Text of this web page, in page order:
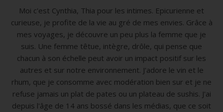
Moi c'est Cynthia, Thia pour les intimes. Epicurienne et
curieuse, je profite de la vie au gré de mes envies. Grâce à
mes voyages, je découvre un peu plus la femme que je
suis. Une femme têtue, intègre, drôle, qui pense que
chacun à son échelle peut avoir un impact positif sur les
autres et sur notre environnement. J'adore le vin et le
rhum, que je consomme avec modération bien sur et je ne
refuse jamais un plat de pates ou un plateau de sushis. J'ai
depuis l'âge de 14 ans bossé dans les médias, que ce soit